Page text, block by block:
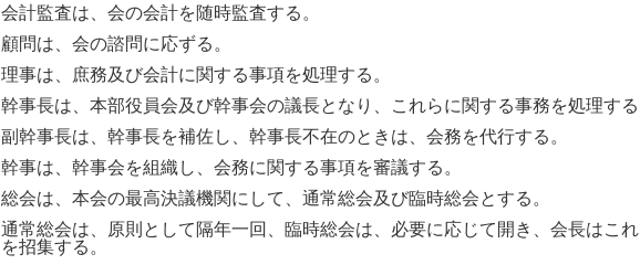
会計監査は、会の会計を随時監査する。
顧問は、会の諮問に応ずる。
理事は、庶務及び会計に関する事項を処理する。
幹事長は、本部役員会及び幹事会の議長となり、これらに関する事務を処理する
副幹事長は、幹事長を補佐し、幹事長不在のときは、会務を代行する。
幹事は、幹事会を組織し、会務に関する事項を審議する。
総会は、本会の最高決議機関にして、通常総会及び臨時総会とする。
通常総会は、原則として隔年一回、臨時総会は、必要に応じて開き、会長はこれ
を招集する。